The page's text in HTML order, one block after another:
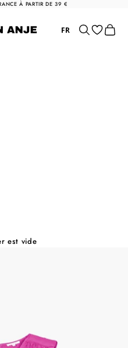
À PARTIR DE 39 €
FR Rechercher
Panier
est vide